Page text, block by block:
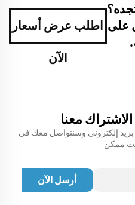
على اطلب عرض أسعار
الآن
معنا
إلكتروني وسنتواصل معك في
ممكن
أرسل الآن